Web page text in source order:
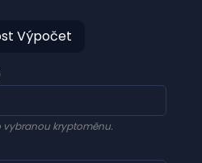
Výpočet
kryptoměnu.